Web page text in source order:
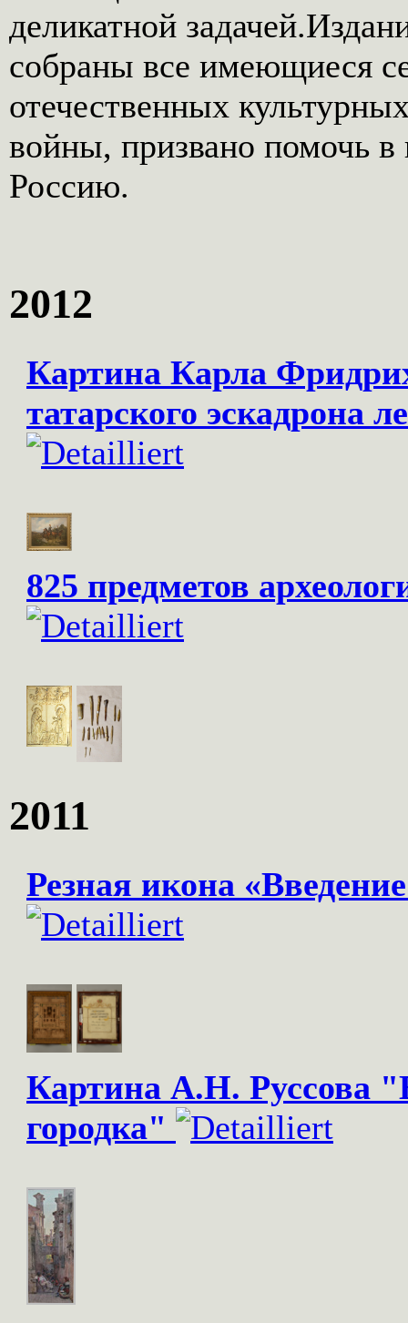
деликатной
собраны все имеющиеся
отечественных
войны, призвано помочь
Россию.
2012
Картина Карла
татарского эскадрона
825 предметов
2011
Резная икона
Картина А.Н. Руссова
городка"